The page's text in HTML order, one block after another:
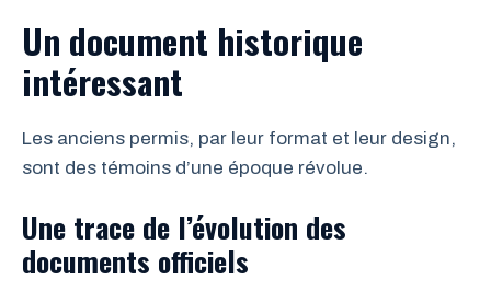
Un document historique
intéressant
Les anciens permis, par leur format et leur design,
sont des témoins d’une époque révolue.
Une trace de l’évolution des
documents officiels